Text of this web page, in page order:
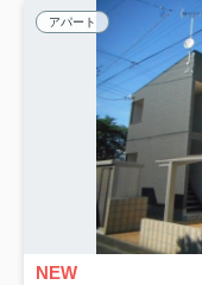
アパート
NEW